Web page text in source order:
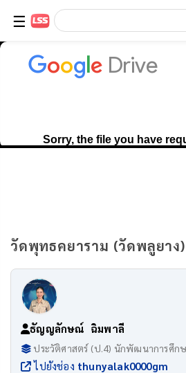
☰
วัดพุทธคยาราม (วัดพลูยาง)
ธัญญลักษณ์ ฉิมพาลี
ประวัติศาสตร์ (ป.4) นักพัฒนาการศึกษ
ไปยังช่อง thunyalak0000gm